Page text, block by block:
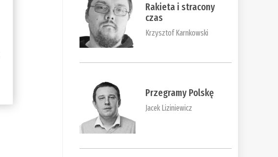
Rakieta i stracony
czas
Krzysztof Karnkowski
Przegramy Polskę
Jacek Liziniewicz